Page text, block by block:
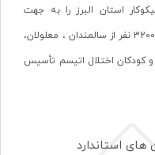
استان البرز را به جهت
مراقبت ، درمان ، آموزش و توانبخشی بیش از 3200 نفر از سالمندان ، معلولان،
و کودکان اختلال اتیسم تأسیس
های استاندارد